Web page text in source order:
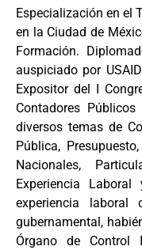
Especialización en el
en la Ciudad de
Formación.
auspiciado por
Expositor del I
Contadores
diversos temas de
Pública,
Nacionales,
Experiencia
experiencia
gubernamental,
Órgano de Control